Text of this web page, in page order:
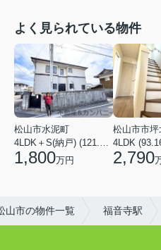
よく見られている物件
松山市水泥町
4LDK＋S(納戸) (121.00㎡)
1,800万円
松山市市坪
4LDK
2,790
山市の物件一覧 福音寺駅